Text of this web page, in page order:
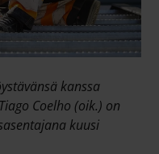
kanssa
Coelho (oik.) on
kuusi